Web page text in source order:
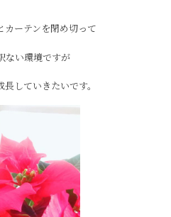
カーテンを閉め切って
ない環境ですが
していきたいです。